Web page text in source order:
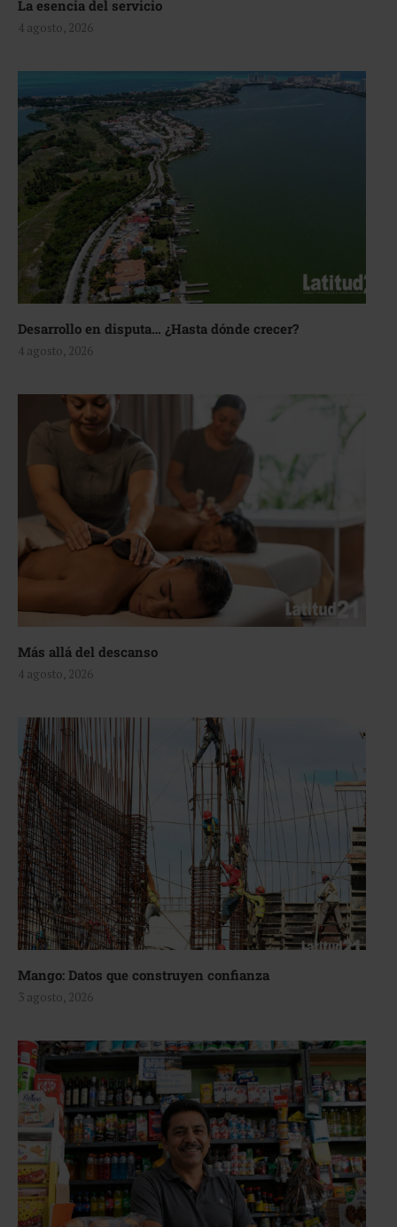
La esencia del servicio
4 agosto, 2026
Desarrollo en disputa… ¿Hasta dónde crecer?
4 agosto, 2026
Más allá del descanso
4 agosto, 2026
Mango: Datos que construyen confianza
3 agosto, 2026